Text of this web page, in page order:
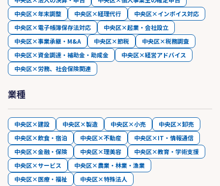
中央区×年末調整
中央区×経理代行
中央区×インボイス対応
中央区×電子帳簿保存法対応
中央区×起業・会社設立
中央区×事業承継・M&A
中央区×節税
中央区×税務調査
中央区×資金調達・補助金・助成金
中央区×経営アドバイス
中央区×労務、社会保険関連
業種
中央区×建設 中央区×製造 中央区×小売
中央区×卸売
中央区×飲食・宿泊
中央区×不動産
中央区×IT・情報通信
中央区×金融・保険
中央区×理美容
中央区×教育・学術支援
中央区×サービス
中央区×農業・林業・漁業
中央区×医療・福祉
中央区×特殊法人